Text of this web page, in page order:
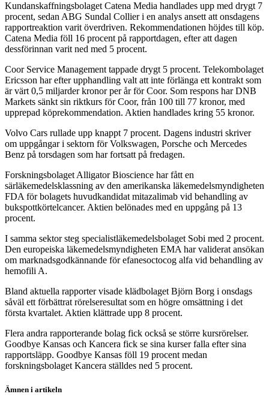
Kundanskaffningsbolaget Catena Media handlades upp med drygt 7
procent, sedan ABG Sundal Collier i en analys ansett att onsdagens
rapportreaktion varit överdriven. Rekommendationen höjdes till köp.
Catena Media föll 16 procent på rapportdagen, efter att dagen
dessförinnan varit ned med 5 procent.
Coor Service Management tappade drygt 5 procent. Telekombolaget
Ericsson har efter upphandling valt att inte förlänga ett kontrakt som
är värt 0,5 miljarder kronor per år för Coor. Som respons har DNB
Markets sänkt sin riktkurs för Coor, från 100 till 77 kronor, med
upprepad köprekommendation. Aktien handlades kring 55 kronor.
Volvo Cars rullade upp knappt 7 procent. Dagens industri skriver
om uppgångar i sektorn för Volkswagen, Porsche och Mercedes
Benz på torsdagen som har fortsatt på fredagen.
Forskningsbolaget Alligator Bioscience har fått en
särläkemedelsklassning av den amerikanska läkemedelsmyndigheten
FDA för bolagets huvudkandidat mitazalimab vid behandling av
bukspottkörtelcancer. Aktien belönades med en uppgång på 13
procent.
I samma sektor steg specialistläkemedelsbolaget Sobi med 2 procent.
Den europeiska läkemedelsmyndigheten EMA har validerat ansökan
om marknadsgodkännande för efanesoctocog alfa vid behandling av
hemofili A.
Bland aktuella rapporter visade klädbolaget Björn Borg i onsdags
såväl ett förbättrat rörelseresultat som en högre omsättning i det
första kvartalet. Aktien klättrade upp 8 procent.
Flera andra rapporterande bolag fick också se större kursrörelser.
Goodbye Kansas och Kancera fick se sina kurser falla efter sina
rapportsläpp. Goodbye Kansas föll 19 procent medan
forskningsbolaget Kancera ställdes ned 5 procent.
Ämnen i artikeln